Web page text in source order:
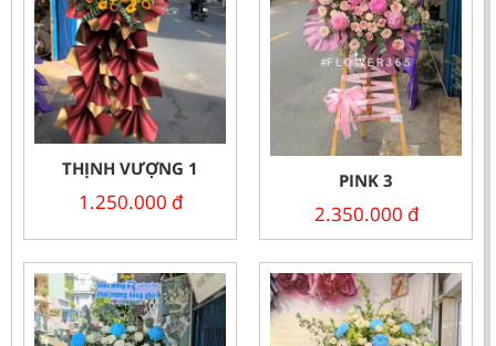
THỊNH VƯỢNG 1
1.250.000 đ
PINK 3
2.350.000 đ